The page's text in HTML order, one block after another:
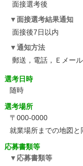
面接選考後
面接選考結果通知
面接後7日以内
通知方法
郵送，電話，Ｅメール
選考日時
随時
選考場所
〒000-0000
就業場所までの地図と
応募書類等
応募書類等